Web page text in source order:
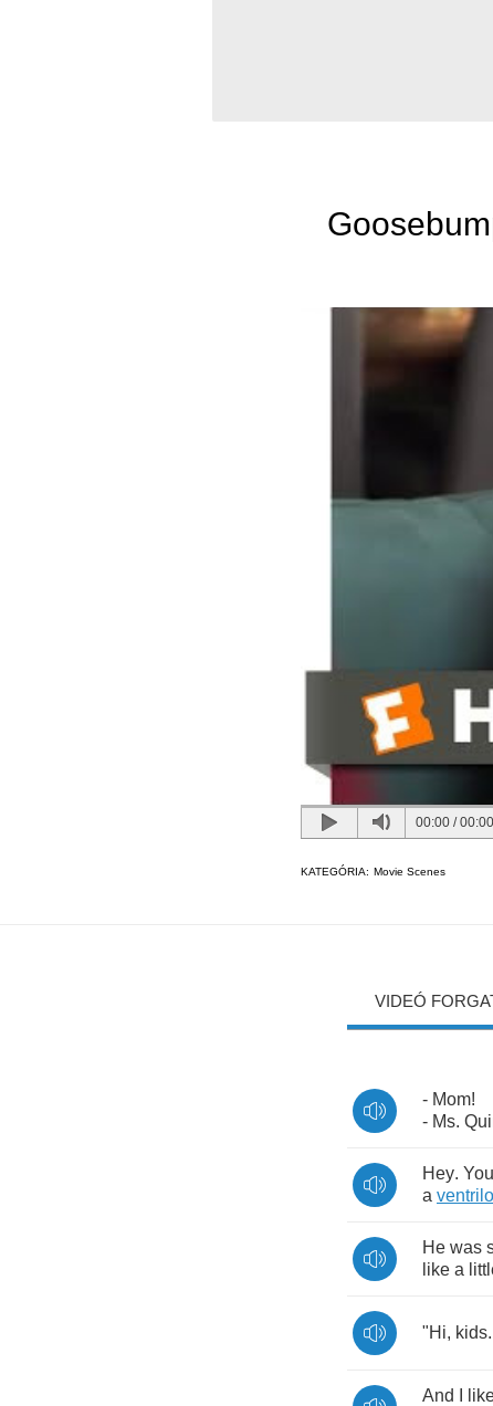
00:00 /00:00
KATEGÓRIA: Movie Scenes
VIDEÓ
- Mom!
- Ms.
Hey. You
a
He was
like a
"Hi, kids.
And